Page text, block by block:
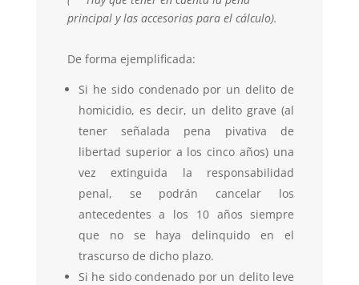
principal y las accesorias para el cálculo).
De forma ejemplificada:
Si he sido condenado por un delito de
homicidio, es decir, un delito grave (al
tener señalada pena pivativa de
libertad superior a los cinco años) una
vez extinguida la responsabilidad
penal, se podrán cancelar los
antecedentes a los 10 años siempre
que no se haya delinquido en el
trascurso de dicho plazo.
Si he sido condenado por un delito leve